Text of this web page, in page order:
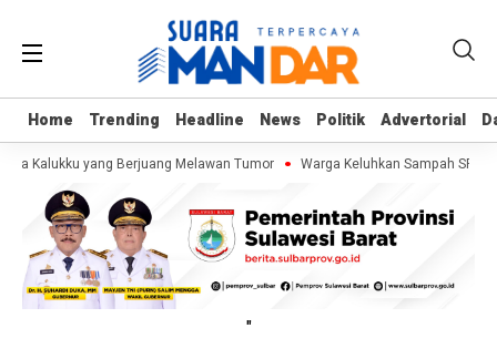
Home Trending Headline News Politik Advertorial
Home Trending Headline News Politik Advertorial
Kalukku yang Berjuang Melawan Tumor Warga Keluhkan Sampah SPPG
"